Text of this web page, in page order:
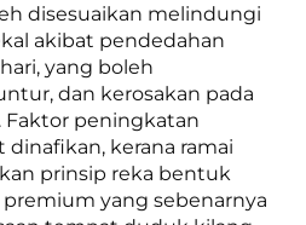
disesuaikan melindungi
akibat pendedahan
yang boleh
dan kerosakan pada
Faktor peningkatan
dinafikan, kerana ramai
prinsip reka bentuk
yang sebenarnya